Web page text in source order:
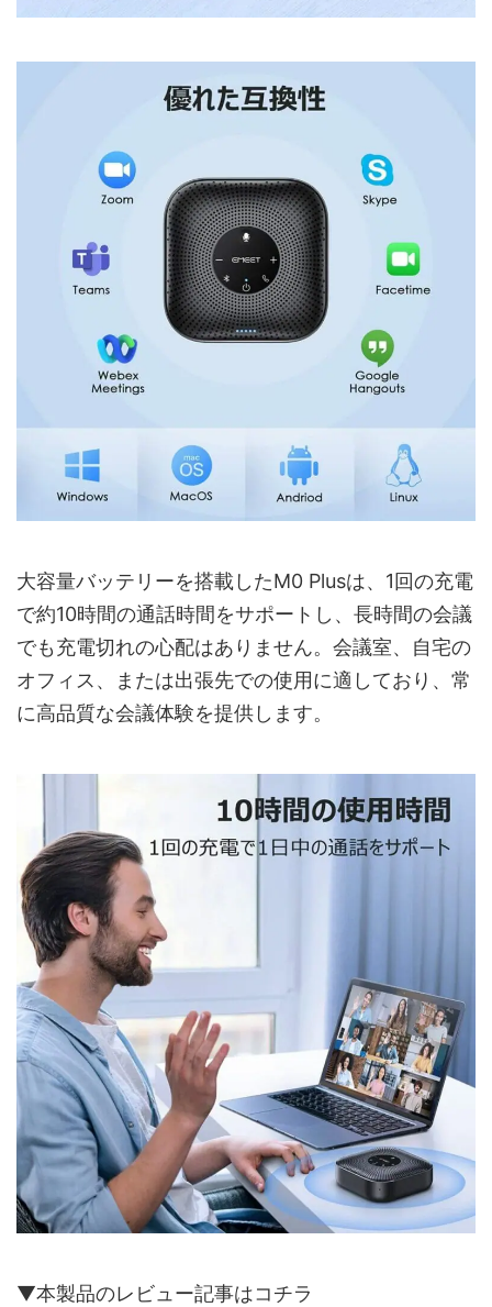
大容量バッテリーを搭載したM0 Plusは、1回の充電
で約10時間の通話時間をサポートし、長時間の会議
でも充電切れの心配はありません。会議室、自宅の
オフィス、または出張先での使用に適しており、常
に高品質な会議体験を提供します。
▼本製品のレビュー記事はコチラ